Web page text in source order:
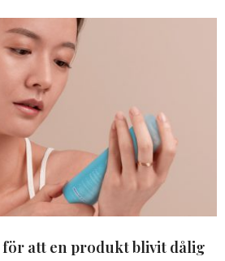
att en produkt blivit dålig